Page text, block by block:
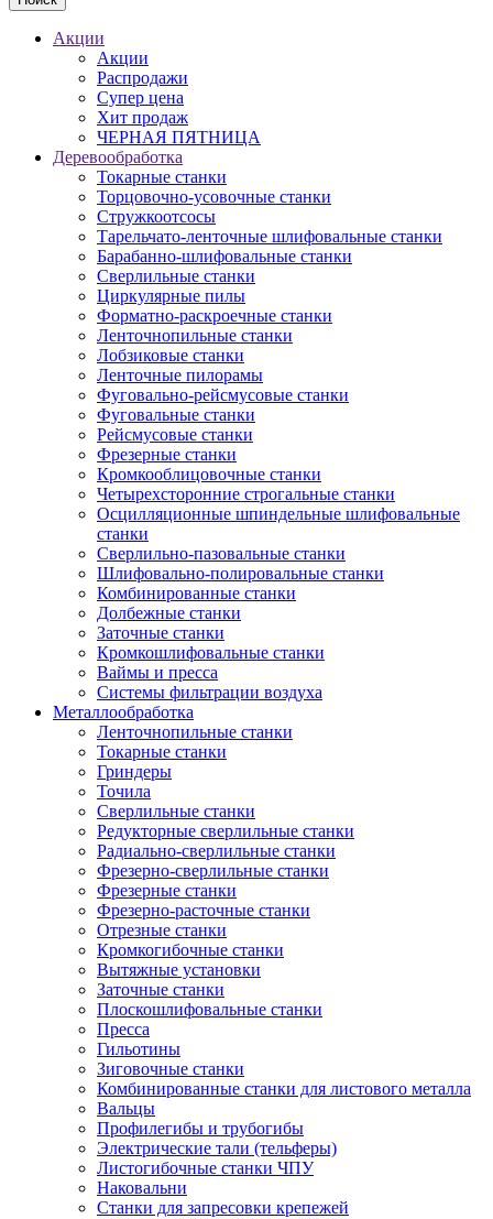
Акции
Акции
Распродажи
Супер цена
Хит продаж
ЧЕРНАЯ ПЯТНИЦА
Деревообработка
Токарные станки
Торцовочно-усовочные станки
Стружкоотсосы
Тарельчато-ленточные шлифовальные станки
Барабанно-шлифовальные станки
Сверлильные станки
Циркулярные пилы
Форматно-раскроечные станки
Ленточнопильные станки
Лобзиковые станки
Ленточные пилорамы
Фуговально-рейсмусовые станки
Фуговальные станки
Рейсмусовые станки
Фрезерные станки
Кромкооблицовочные станки
Четырехсторонние строгальные станки
Осцилляционные шпиндельные шлифовальные
станки
Сверлильно-пазовальные станки
Шлифовально-полировальные станки
Комбинированные станки
Долбежные станки
Заточные станки
Кромкошлифовальные станки
Ваймы и пресса
Системы фильтрации воздуха
Металлообработка
Ленточнопильные станки
Токарные станки
Гриндеры
Точила
Сверлильные станки
Редукторные сверлильные станки
Радиально-сверлильные станки
Фрезерно-сверлильные станки
Фрезерные станки
Фрезерно-расточные станки
Отрезные станки
Кромкогибочные станки
Вытяжные установки
Заточные станки
Плоскошлифовальные станки
Пресса
Гильотины
Зиговочные станки
Комбинированные станки для листового металла
Вальцы
Профилегибы и трубогибы
Электрические тали (тельферы)
Листогибочные станки ЧПУ
Наковальни
Станки для запресовки крепежей